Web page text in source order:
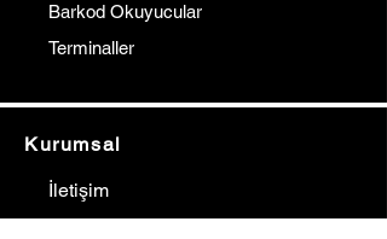
Barkod Okuyucular
Terminaller
Kurumsal
İletişim